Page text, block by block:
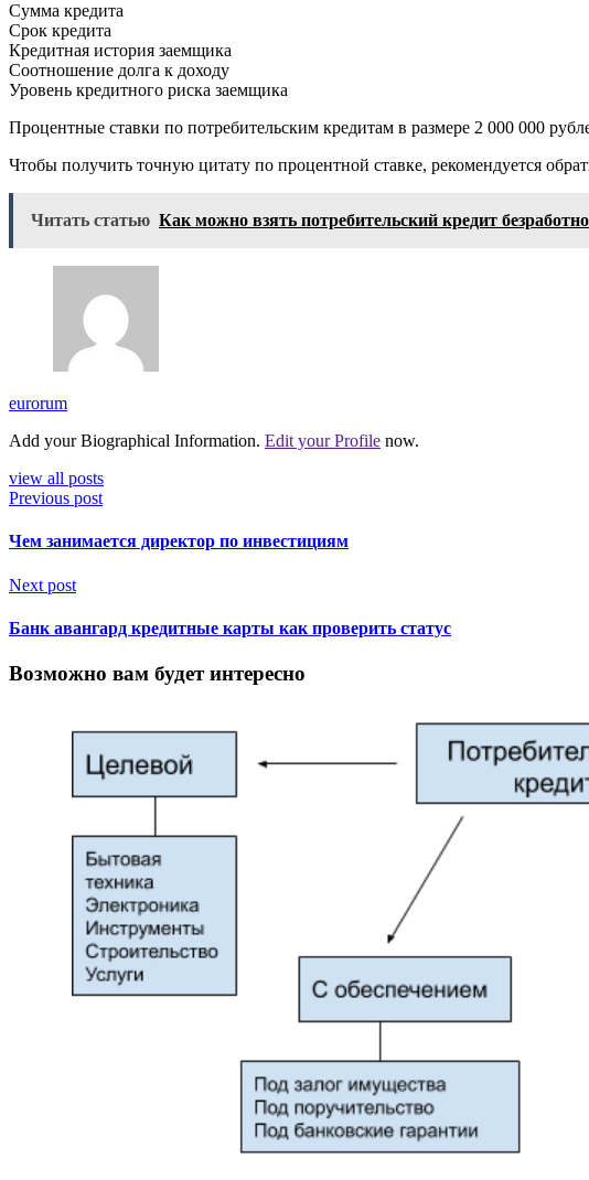
Сумма кредита
Срок кредита
Кредитная история заемщика
Соотношение долга к доходу
Уровень кредитного риска заемщика
Процентные ставки по потребительским кредитам в размере 2 000 000
Чтобы получить точную цитату по процентной ставке, рекомендуется
Читать статью Как можно взять потребительский кредит
eurorum
Add your Biographical Information. Edit your Profile now.
view all posts
Previous post
Чем занимается директор по инвестициям
Next post
Банк авангард кредитные карты как проверить статус
Возможно вам будет интересно